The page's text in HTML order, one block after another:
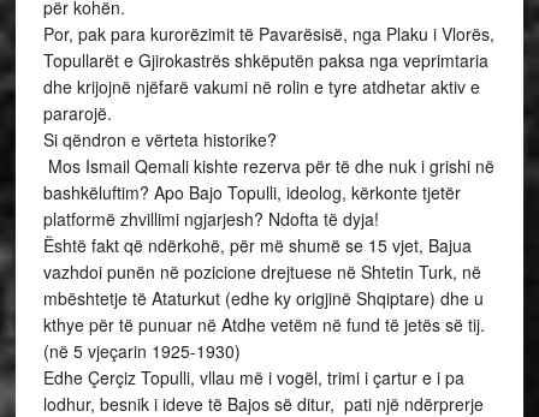
për kohën.
Por, pak para kurorëzimit të Pavarësisë, nga Plaku i Vlorës,
Topullarët e Gjirokastrës shkëputën paksa nga veprimtaria
dhe krijojnë njëfarë vakumi në rolin e tyre atdhetar aktiv e
pararojë.
Si qëndron e vërteta historike?
Mos Ismail Qemali kishte rezerva për të dhe nuk i grishi në
bashkëluftim? Apo Bajo Topulli, ideolog, kërkonte tjetër
platformë zhvillimi ngjarjesh? Ndofta të dyja!
Është fakt që ndërkohë, për më shumë se 15 vjet, Bajua
vazhdoi punën në pozicione drejtuese në Shtetin Turk, në
mbështetje të Ataturkut (edhe ky origjinë Shqiptare) dhe u
kthye për të punuar në Atdhe vetëm në fund të jetës së tij.
(në 5 vjeçarin 1925-1930)
Edhe Çerçiz Topulli, vllau më i vogël, trimi i çartur e i pa
lodhur, besnik i ideve të Bajos së ditur, pati një ndërprerje